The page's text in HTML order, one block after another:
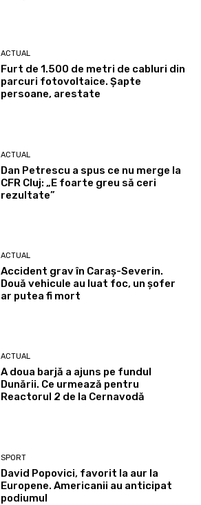
ACTUAL
Furt de 1.500 de metri de cabluri din
parcuri fotovoltaice. Șapte
persoane, arestate
ACTUAL
Dan Petrescu a spus ce nu merge la
CFR Cluj: „E foarte greu să ceri
rezultate”
ACTUAL
Accident grav în Caraș-Severin.
Două vehicule au luat foc, un șofer
ar putea fi mort
ACTUAL
A doua barjă a ajuns pe fundul
Dunării. Ce urmează pentru
Reactorul 2 de la Cernavodă
SPORT
David Popovici, favorit la aur la
Europene. Americanii au anticipat
podiumul